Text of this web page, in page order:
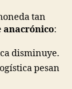
tan
anacrónico:
disminuye.
pesan